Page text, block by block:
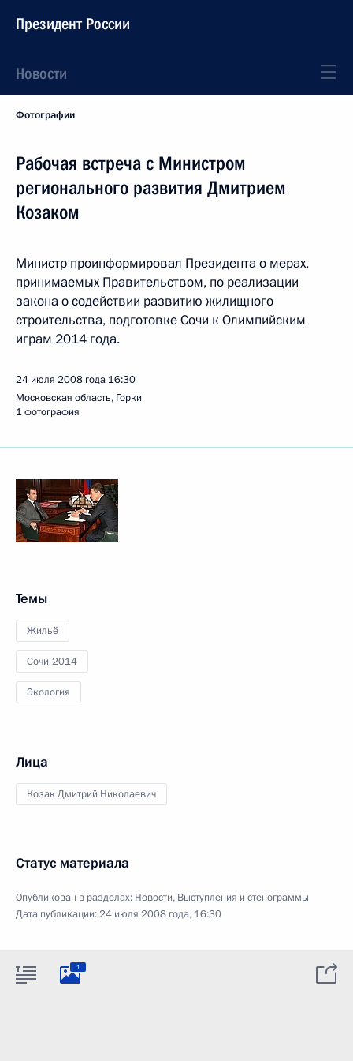
Президент России
Новости
Фотографии
Рабочая встреча с Министром
регионального развития Дмитрием
Козаком
Министр проинформировал Президента о мерах,
принимаемых Правительством, по реализации
закона о содействии развитию жилищного
строительства, подготовке Сочи к Олимпийским
играм 2014 года.
24 июля 2008 года 16:30
Московская область, Горки
1 фотография
Темы
Жильё
Сочи-2014
Экология
Лица
Козак Дмитрий Николаевич
Статус материала
Опубликован в разделах: Новости, Выступления и стенограммы
Дата публикации:24 июля 2008 года, 16:30
1